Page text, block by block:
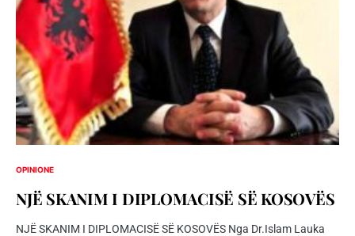
OPINIONE
NJË SKANIM I DIPLOMACISË SË KOSOVËS
NJË SKANIM I DIPLOMACISË SË KOSOVËS Nga Dr.Islam Lauka